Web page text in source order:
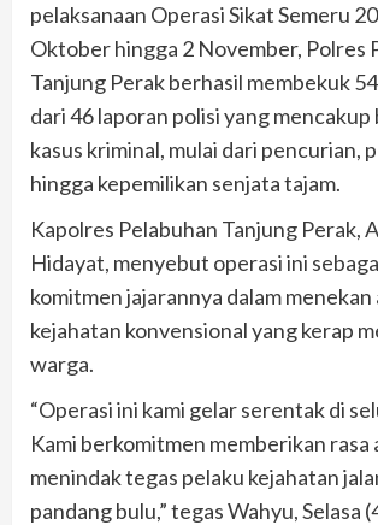
pelaksanaan Operasi Sikat Semeru
Oktober hingga 2 November, Polres
Tanjung Perak berhasil membekuk
dari 46 laporan polisi yang mencakup
kasus kriminal, mulai dari pencurian,
hingga kepemilikan senjata tajam.
Kapolres Pelabuhan Tanjung Perak,
Hidayat, menyebut operasi ini
komitmen jajarannya dalam menekan
kejahatan konvensional yang kerap
warga.
“Operasi ini kami gelar serentak di
Kami berkomitmen memberikan rasa
menindak tegas pelaku kejahatan
pandang bulu,” tegas Wahyu, Selasa